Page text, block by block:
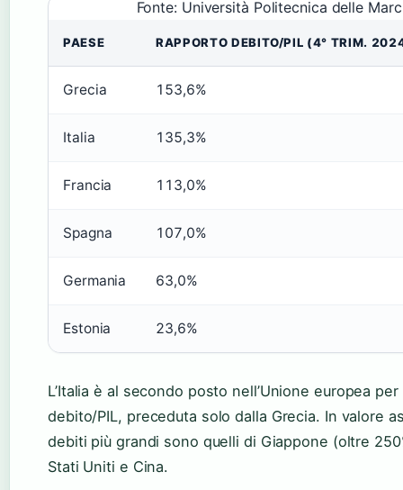
Fonte: Università Politecnica delle
PAESE RAPPORTO DEBITO/PIL (4° TRIM.
Grecia 153,6%
Italia 135,3%
Francia 113,0%
Spagna 107,0%
Germania 63,0%
Estonia 23,6%
L’Italia è al secondo posto nell’Unione europea
debito/PIL, preceduta solo dalla Grecia. In valore
debiti più grandi sono quelli di Giappone (oltre
Stati Uniti e Cina.